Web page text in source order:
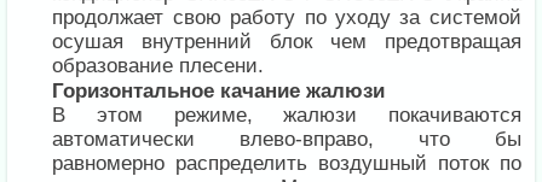
продолжает свою работу по уходу за системой
осушая внутренний блок чем предотвращая
образование плесени.
Горизонтальное качание жалюзи
В этом режиме, жалюзи покачиваются
автоматически влево-вправо, что бы
равномерно распределить воздушный поток по